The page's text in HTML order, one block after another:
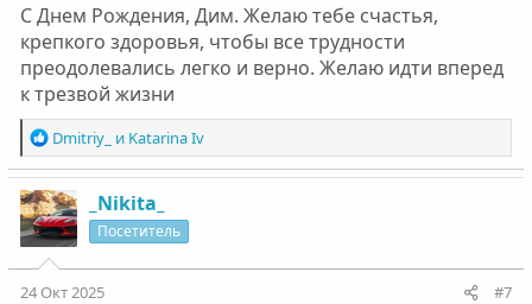
С Днем Рождения, Дим. Желаю тебе счастья,
крепкого здоровья, чтобы все трудности
преодолевались легко и верно. Желаю идти вперед
к трезвой жизни
Р
е
а
к
ц
и
и
:
Dmitriy_ и Katarina Iv
_Nikita_
Посетитель
24 Окт 2025 #7